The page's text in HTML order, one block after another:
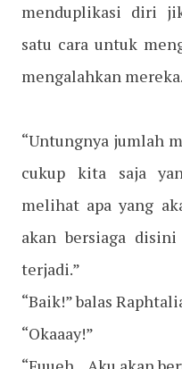
menduplikasi diri
satu cara untuk
mengalahkan mereka.
“Untungnya jumlah
cukup kita saja
melihat apa yang
akan bersiaga
terjadi.”
“Baik!” balas
“Okaaay!”